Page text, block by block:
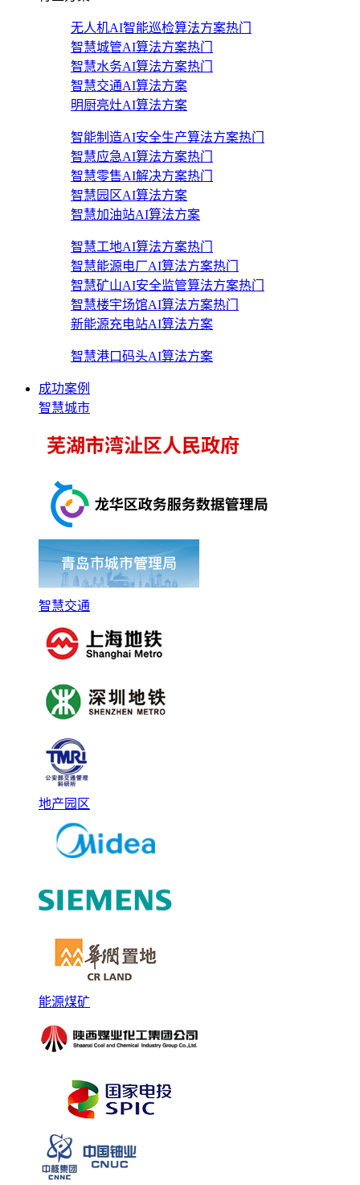
无人机AI智能巡检算法方案热门
智慧城管AI算法方案热门
智慧水务AI算法方案热门
智慧交通AI算法方案
明厨亮灶AI算法方案
智能制造AI安全生产算法方案热门
智慧应急AI算法方案热门
智慧零售AI解决方案热门
智慧园区AI算法方案
智慧加油站AI算法方案
智慧工地AI算法方案热门
智慧能源电厂AI算法方案热门
智慧矿山AI安全监管算法方案热门
智慧楼宇场馆AI算法方案热门
新能源充电站AI算法方案
智慧港口码头AI算法方案
成功案例
智慧城市
智慧交通
地产园区
能源煤矿